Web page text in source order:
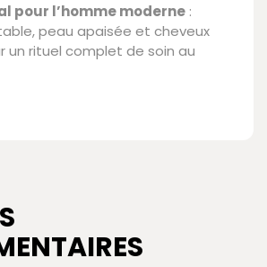
pour l’homme moderne :
peau apaisée et cheveux
un rituel complet de soin au